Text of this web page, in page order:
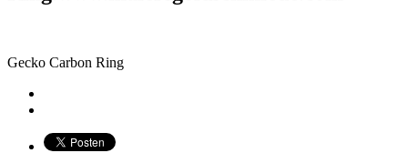
Gecko Carbon Ring